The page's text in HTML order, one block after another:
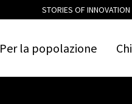
STORIES OF INNOVATION
Per la popolazione Chi